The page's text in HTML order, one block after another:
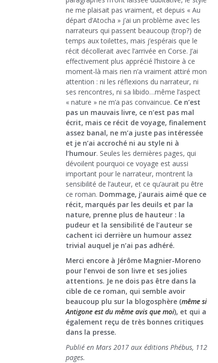
ne me plaisait pas vraiment, et depuis « Au
départ d’Atocha » j’ai un problème avec les
narrateurs qui passent beaucoup (trop?) de
temps aux toilettes, mais j’espérais que le
récit décollerait avec l’arrivée en Corse. J’ai
effectivement plus apprécié l’histoire à ce
moment-là mais rien n’a vraiment attiré mon
attention : ni les réflexions du narrateur, ni
ses rencontres, ni sa libido…même l’aspect
« nature » ne m’a pas convaincue. Ce n’est
pas un mauvais livre, ce n’est pas mal
écrit, mais ce récit de voyage, finalement
assez banal, ne m’a juste pas intéressée
et je n’ai accroché ni au style ni à
l’humour. Seules les dernières pages, qui
dévoilent pourquoi ce voyage est aussi
important pour le narrateur, montrent la
sensibilité de l’auteur, et ce qu’aurait pu être
ce roman. Dommage, j’aurais aimé que ce
récit, marqués par les deuils et par la
nature, prenne plus de hauteur : la
pudeur et la sensibilité de l’auteur se
cachent ici derrière un humour assez
trivial auquel je n’ai pas adhéré.
Merci encore à Jérôme Magnier-Moreno
pour l’envoi de son livre et ses jolies
attentions. Je ne dois pas être dans la
cible de ce roman, qui semble avoir
beaucoup plu sur la blogosphère (même si
Antigone est du même avis que moi), et qui a
également reçu de très bonnes critiques
dans la presse.
Publié en Mars 2017 aux éditions Phébus, 112
pages.